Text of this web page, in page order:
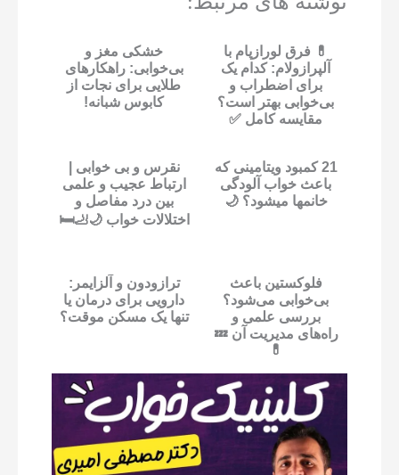
💊 فرق لورازپام با
آلپرازولام: کدام یک
برای اضطراب و
بی‌خوابی بهتر است؟
مقایسه کامل ✅
خشکی مغز و
بی‌خوابی: راهکارهای
طلایی برای نجات از
کابوس شبانه!
21 کمبود ویتامینی که
باعث خواب آلودگی
خانمها میشود؟ 🌙
نقرس و بی خوابی |
ارتباط عجیب و علمی
بین درد مفاصل و
اختلالات خواب 🌙🦶🛏️
فلوکستین باعث
بی‌خوابی می‌شود؟
بررسی علمی و
راه‌های مدیریت آن 💤
💊
ترازودون و آلزایمر:
دارویی برای درمان یا
تنها یک مسکن موقت؟